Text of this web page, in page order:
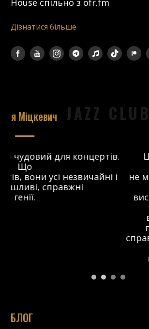
House спільно з ofr.fm
Дізнатися більше
JAZZ CLUB
Надія Ніколаєва
Це місце – затишний
не менш важливо.
прямо як десь за
виступала тут зі своїм
того, як це місце
в 32JazzClub. За цей час
прекрасне освітлення на
справжній джазовий дух. Я
мовити, більш
БЛОГ